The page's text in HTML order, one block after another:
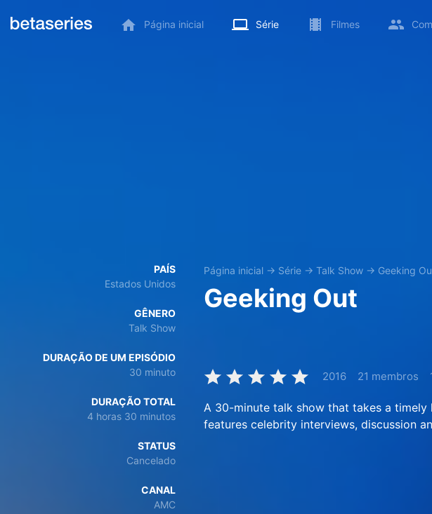
Página inicial Série Filmes
PAÍS
Estados Unidos
GÊNERO
Talk Show
DURAÇÃO DE UM EPISÓDIO
30 minuto
DURAÇÃO TOTAL
4 horas 30 minutos
STATUS
Cancelado
CANAL
AMC
Página inicial → Série → Talk Show → Geeking
Geeking Out
2016 21 membros
A 30-minute talk show that takes a
features celebrity interviews, discussion